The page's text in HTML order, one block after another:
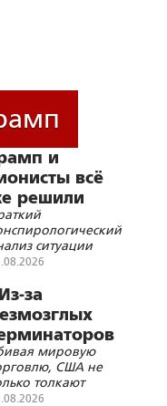
в том числе
и
всё
решили
лидера
ситуации
за
мир
мировую
США не
толкают
к